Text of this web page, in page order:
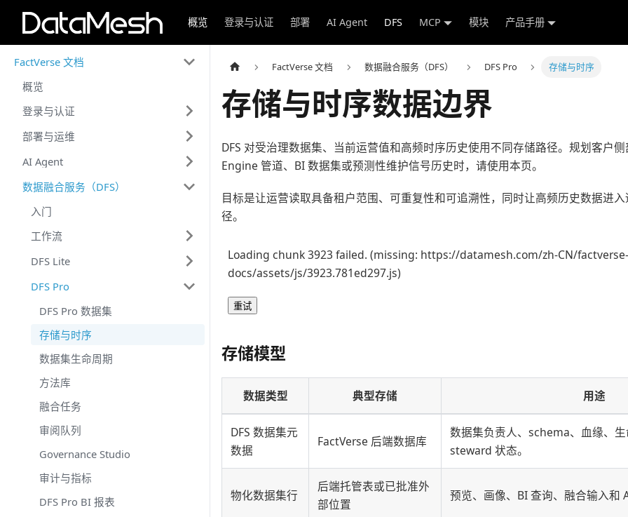
概览 登录与认证 部署 AI Agent DFS MCP 模块 产品手册
FactVerse 文档
概览
登录与认证
部署与运维
AI Agent
数据融合服务（DFS）
入门
工作流
DFS Lite
DFS Pro
DFS Pro 数据集
存储与时序
数据集生命周期
方法库
融合任务
审阅队列
Governance Studio
审计与指标
DFS Pro BI 报表
FactVerse 文档 数据融合服务（DFS） DFS Pro 存储与时序
存储与时序数据边界
DFS 对受治理数据集、当前运营值和高频时序历史使用不同存储路径。规划客户
Engine 管道、BI 数据集或预测性维护信号历史时，请使用本页。
目标是让运营读取具备租户范围、可重复性和可追溯性，同时让高频历史数据进
径。
Loading chunk 3923 failed. (missing: https://datamesh.com/zh-CN/factverse-
docs/assets/js/3923.781ed297.js)
重试
存储模型
数据类型 典型存储 用途
DFS 数据集元
数据
FactVerse 后端数据库
数据集负责人、schema、血缘、
steward 状态。
物化数据集行
后端托管表或已批准外
部位置
预览、画像、BI 查询、融合输入和